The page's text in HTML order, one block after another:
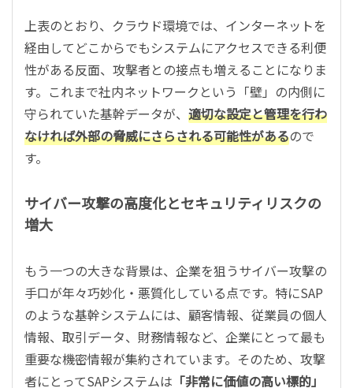
上表のとおり、クラウド環境では、インターネットを
経由してどこからでもシステムにアクセスできる利便
性がある反面、攻撃者との接点も増えることになりま
す。これまで社内ネットワークという「壁」の内側に
守られていた基幹データが、 適切な設定と管理を行わ
なければ外部の脅威にさらされる可能性があるので
す。
サイバー攻撃の高度化とセキュリティリスクの
増大
もう一つの大きな背景は、企業を狙うサイバー攻撃の
手口が年々巧妙化・悪質化している点です。特にSAP
のような基幹システムには、顧客情報、従業員の個人
情報、取引データ、財務情報など、企業にとって最も
重要な機密情報が集約されています。そのため、攻撃
者にとってSAPシステムは 「非常に価値の高い標的」